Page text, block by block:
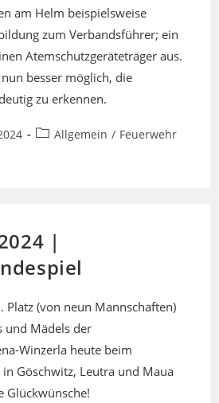
am Helm beispielsweise
zum Verbandsführer; ein
Atemschutzgeräteträger aus.
besser möglich, die
zu erkennen.
Beitrags-
Allgemein / Feuerwehr
|
Platz (von neun Mannschaften)
und Mädels der
Winzerla heute beim
Göschwitz, Leutra und Maua
Glückwünsche!